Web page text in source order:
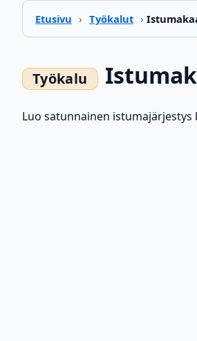
Etusivu › Työkalut ›
Luo satunnainen